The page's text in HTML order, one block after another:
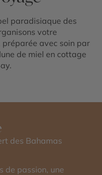
paradisiaque des
votre
préparée avec soin par
de miel en cottage
des Bahamas
de passion, une